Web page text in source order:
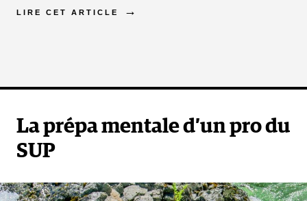
LIRE CET ARTICLE
La prépa mentale d’un pro du
SUP